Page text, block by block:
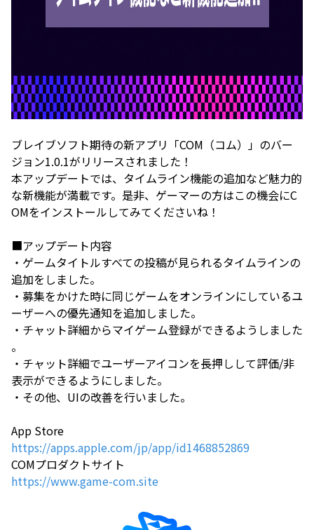
ブレイブソフト期待の新アプリ「COM（コム）」のバー
ジョン1.0.1がリリースされました！
本アップデートでは、タイムライン機能の追加など魅力的
な新機能が満載です。是非、ゲーマーの方はこの機会にC
OMをインストールしてみてくださいね！
■アップデート内容
・ゲームタイトルすべての投稿が見られるタイムラインの
追加をしました。
・募集をかけた時に同じゲームをオンラインにしているユ
ーザーへの優先通知を追加しました。
・チャット詳細からマイゲーム登録ができるようしました
。
・チャット詳細でユーザーアイコンを長押しして評価/非
表示ができるようにしました。
・その他、UIの改善を行いました。
App Store
https://apps.apple.com/jp/app/id1468852869
COMプロダクトサイト
https://www.game-com.site